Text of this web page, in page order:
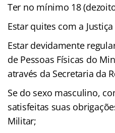
Ter no mínimo 18
Estar quites com a
Estar devidamente
de Pessoas Físicas do
através da Secretaria da
Se do sexo masculino,
satisfeitas suas
Militar;